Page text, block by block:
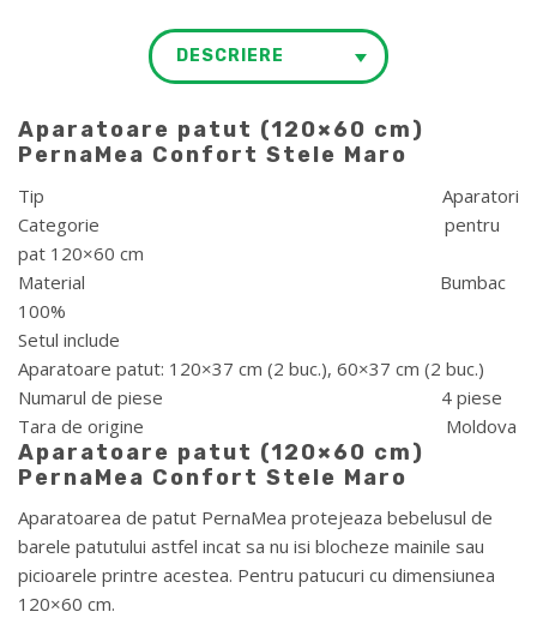
DESCRIERE
Aparatoare patut (120×60 cm)
PernaMea Confort Stele Maro
Tip Aparatori
Categorie pentru
pat 120×60 cm
Material Bumbac
100%
Setul include
Aparatoare patut: 120×37 cm (2 buc.), 60×37 cm (2 buc.)
Numarul de piese 4 piese
Tara de origine Moldova
Aparatoare patut (120×60 cm)
PernaMea Confort Stele Maro
Aparatoarea de patut PernaMea protejeaza bebelusul de
barele patutului astfel incat sa nu isi blocheze mainile sau
picioarele printre acestea. Pentru patucuri cu dimensiunea
120×60 cm.